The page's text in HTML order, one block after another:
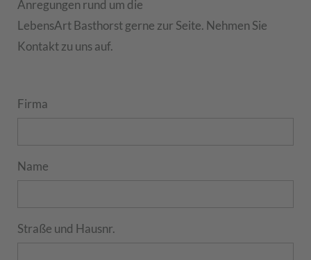
Anregungen rund um die
LebensArt Basthorst gerne zur Seite. Nehmen Sie
Kontakt zu uns auf.
Firma
Name
Straße und Hausnr.